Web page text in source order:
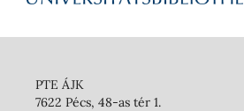
PTE ÁJK
7622 Pécs, 48-as tér 1.